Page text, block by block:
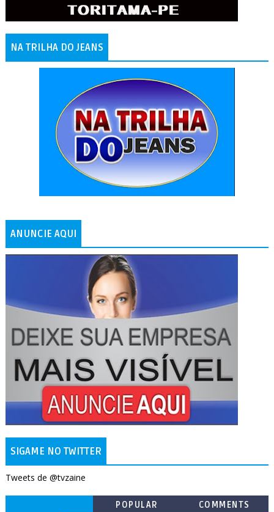
NA TRILHA DO JEANS
ANUNCIE AQUI
SIGAME NO TWITTER
Tweets de @tvzaine
POPULAR COMMENTS